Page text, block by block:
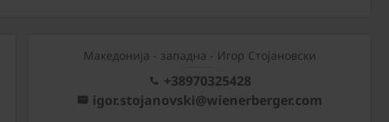
Mакедонија - западна - Игор Стојановски
+38970325428
igor.stojanovski@wienerberger.com